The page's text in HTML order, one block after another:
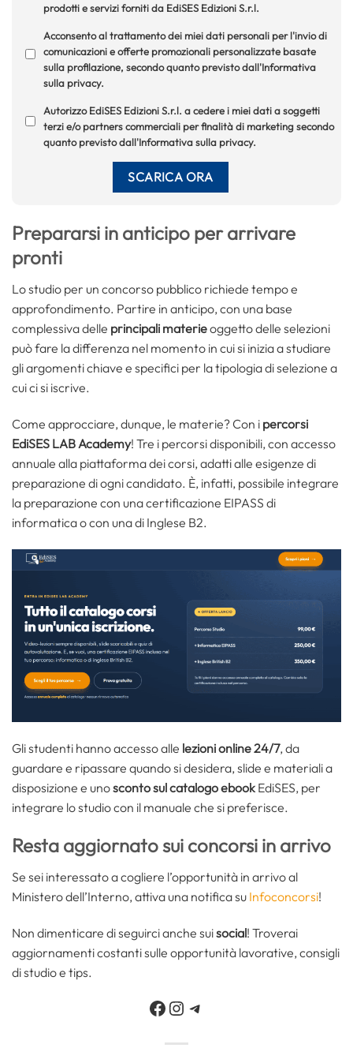
prodotti e servizi forniti da EdiSES Edizioni S.r.l.
Acconsento al trattamento dei miei dati personali per l'invio di
comunicazioni e offerte promozionali personalizzate basate
sulla profilazione, secondo quanto previsto dall'Informativa
sulla privacy.
Autorizzo EdiSES Edizioni S.r.l. a cedere i miei dati a soggetti
terzi e/o partners commerciali per finalità di marketing secondo
quanto previsto dall'Informativa sulla privacy.
Prepararsi in anticipo per arrivare
pronti
Lo studio per un concorso pubblico richiede tempo e
approfondimento. Partire in anticipo, con una base
complessiva delle principali materieoggetto delle selezioni
può fare la differenza nel momento in cui si inizia a studiare
gli argomenti chiave e specifici per la tipologia di selezione a
cui ci si iscrive.
Come approcciare, dunque, le materie? Con i percorsi
EdiSES LAB Academy! Tre i percorsi disponibili, con accesso
annuale alla piattaforma dei corsi, adatti alle esigenze di
preparazione di ogni candidato. È, infatti, possibile integrare
la preparazione con una certificazione EIPASS di
informatica o con una di Inglese B2.
Gli studenti hanno accesso alle lezioni online 24/7, da
guardare e ripassare quando si desidera, slide e materiali a
disposizione e unosconto sul catalogo ebook EdiSES, per
integrare lo studio con il manuale che si preferisce.
Resta aggiornato sui concorsi in arrivo
Se sei interessato a cogliere l’opportunità in arrivo al
Ministero dell’Interno, attiva una notifica su Infoconcorsi!
Non dimenticare di seguirci anche suisocial! Troverai
aggiornamenti costanti sulle opportunità lavorative, consigli
di studio e tips.
Facebook
Instagram
Telegram